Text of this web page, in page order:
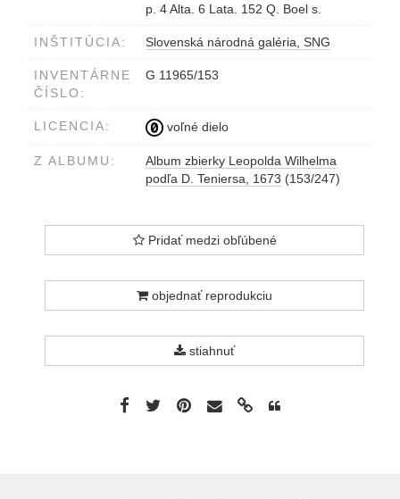
p. 4 Alta. 6 Lata. 152 Q. Boel s.
INŠTITÚCIA: Slovenská národná galéria, SNG
INVENTÁRNE
ČÍSLO:
G 11965/153
LICENCIA: voľné dielo
Z ALBUMU:
Album zbierky Leopolda Wilhelma
podľa D. Teniersa, 1673 (153/247)
Pridať medzi obľúbené
objednať reprodukciu
stiahnuť